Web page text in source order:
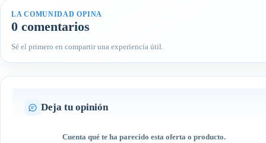
LA COMUNIDAD OPINA
0 comentarios
Sé el primero en compartir una experiencia útil.
Deja tu opinión
Cuenta qué te ha parecido esta oferta o producto.